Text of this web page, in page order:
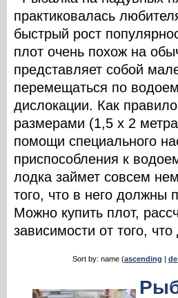
практиковалась
быстрый рост
плот очень похож на
представляет собой
перемещаться по
дислокации. Как
размерами (1,5 х 2
помощи специального
приспособления к
лодка займет совсем
того, что в него должны
Можно купить плот,
зависимости от того,
Sort by: name (ascending |